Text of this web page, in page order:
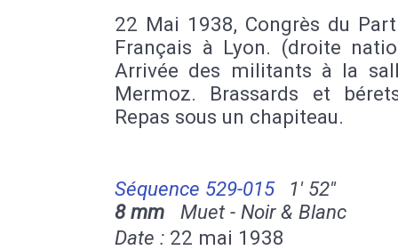
22 Mai 1938, Congrès du
Français à Lyon. (droite
Arrivée des militants à la
Mermoz. Brassards et
Repas sous un chapiteau.
Séquence 529-015
1' 52''
8 mm Muet - Noir & Blanc
Date : 22 mai 1938